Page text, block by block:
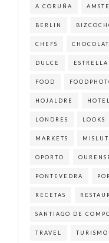
A CORUÑA
BERLIN
CHEFS
DULCE
FOOD
HOJALDRE HOTEL
LONDRES LOOKS
MARKETS
OPORTO
PONTEVEDRA
RECETAS
SANTIAGO DE
TRAVEL TURISMO